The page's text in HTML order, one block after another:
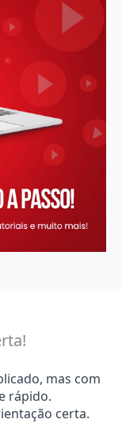
mas com
rápido.
certa.